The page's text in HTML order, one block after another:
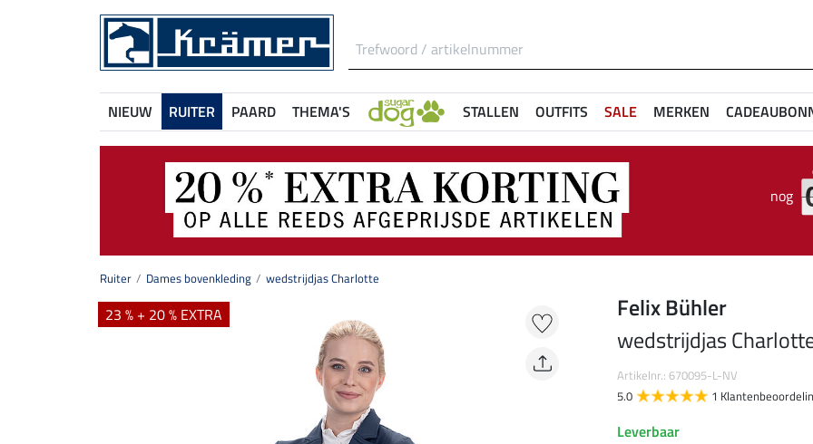
NIEUW RUITER PAARD THEMA'S STALLEN OUTFITS SALE MERKEN
nog
Ruiter Dames bovenkleding wedstrijdjas Charlotte
23 % + 20 % EXTRA
Felix Bühler
wedstrijdjas
Artikelnr.: 670095-L-NV
5.0
1
Leverbaar